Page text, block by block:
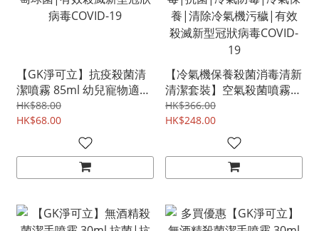
【GK淨可立】抗疫殺菌清
潔噴霧 85ml 幼兒寵物適
用|分解尿味|抗菌|防霉|
抗流感|手足口病|金黃葡
萄球菌|有效殺滅新型冠狀
病毒COVID-19
HK$88.00
HK$68.00
【冷氣機保養殺菌消毒清新
清潔套裝】空氣殺菌噴霧|
冷氣殺菌清潔劑|冷氣清
潔|冷氣除異味|冷氣消毒|
抗菌|冷氣防霉|冷氣保養|
清除冷氣機污穢|有效殺滅
新型冠狀病毒COVID-19
HK$366.00
HK$248.00